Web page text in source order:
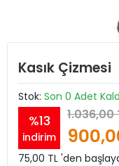
Kasık Çizmesi
Stok: Son 0 Adet
%13
indirim
1.036,00
75,00 TL 'den